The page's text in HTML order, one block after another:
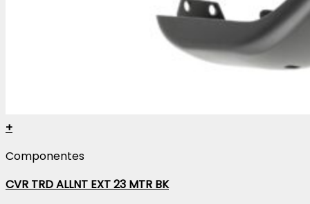
+
Componentes
CVR TRD ALLNT EXT 23 MTR BK